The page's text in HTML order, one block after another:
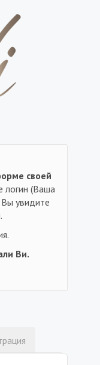
своей
логин (Ваша
Вы увидите
Ви.